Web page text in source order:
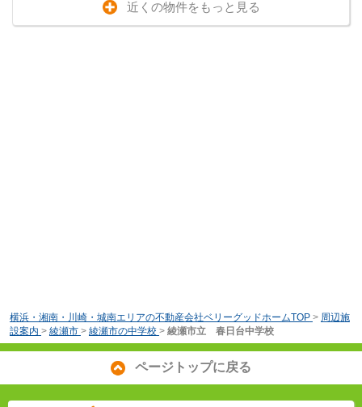
近くの物件をもっと見る
横浜・湘南・川崎・城南エリアの不動産会社ベリーグッドホームTOP > 周辺施
設案内 > 綾瀬市 > 綾瀬市の中学校 > 綾瀬市立 春日台中学校
ページトップに戻る